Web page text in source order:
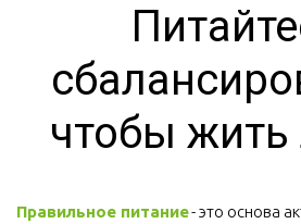
чтобы жить
Правильное питание - это основа